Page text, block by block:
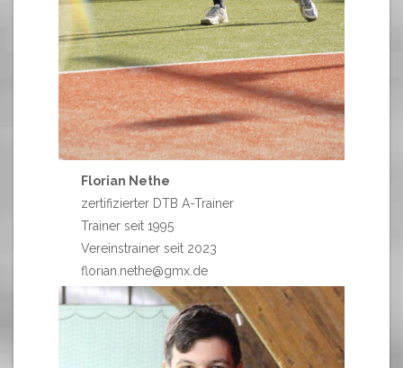
Florian Nethe
zertifizierter DTB A-Trainer
Trainer seit 1995
Vereinstrainer seit 2023
florian.nethe@gmx.de